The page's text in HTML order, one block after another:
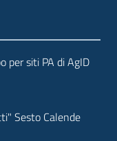
per siti PA di AgID
Sesto Calende